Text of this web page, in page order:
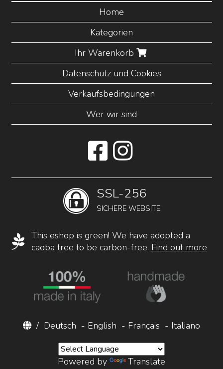
Home
Kategorien
Ihr Warenkorb
Datenschutz und Cookies
Verkaufsbedingungen
Wer wir sind
SSL-256
SICHERE WEBSITE
This eshop is green! We have adopted a
caoba tree to be carbon-free. Find out more
/ Deutsch - English - Français - Italiano
Powered by Translate